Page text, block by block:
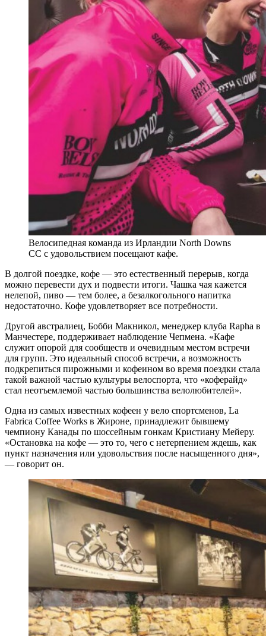
Велосипедная команда из Ирландии North Downs
CC с удовольствием посещают кафе.
В долгой поездке, кофе — это естественный перерыв, когда
можно перевести дух и подвести итоги. Чашка чая кажется
нелепой, пиво — тем более, а безалкогольного напитка
недостаточно. Кофе удовлетворяет все потребности.
Другой австралиец, Бобби Макникол, менеджер клуба Rapha в
Манчестере, поддерживает наблюдение Чепмена. «Кафе
служит опорой для сообществ и очевидным местом встречи
для групп. Это идеальный способ встречи, а возможность
подкрепиться пирожными и кофеином во время поездки стала
такой важной частью культуры велоспорта, что «коферайд»
стал неотъемлемой частью большинства велолюбителей».
Одна из самых известных кофеен у вело спортсменов, La
Fabrica Coffee Works в Жироне, принадлежит бывшему
чемпиону Канады по шоссейным гонкам Кристиану Мейеру.
«Остановка на кофе — это то, чего с нетерпением ждешь, как
пункт назначения или удовольствия после насыщенного дня»,
— говорит он.